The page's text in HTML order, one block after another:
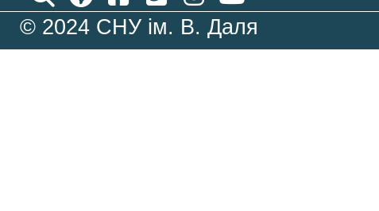
© 2024 СНУ ім. В. Даля